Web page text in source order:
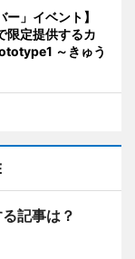
ー」イベント】
限定提供するカ
～きゅう
記事は？